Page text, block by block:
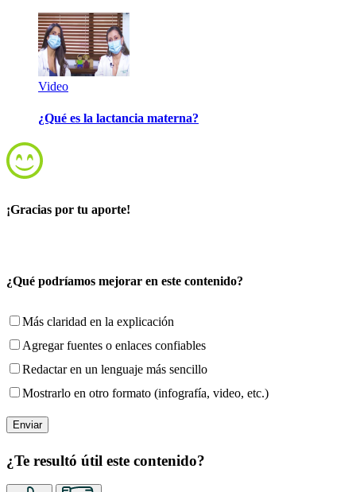
Video
¿Qué es la lactancia materna?
¡Gracias por tu aporte!
¿Qué podríamos mejorar en este contenido?
Más claridad en la explicación
Agregar fuentes o enlaces confiables
Redactar en un lenguaje más sencillo
Mostrarlo en otro formato (infografía, video, etc.)
¿Te resultó útil este contenido?